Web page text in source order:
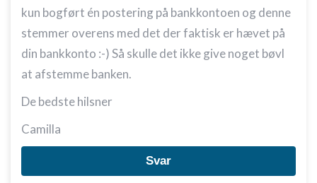
kun bogført én postering på bankkontoen og denne
stemmer overens med det der faktisk er hævet på
din bankkonto :-) Så skulle det ikke give noget bøvl
at afstemme banken.
De bedste hilsner
Camilla
Svar